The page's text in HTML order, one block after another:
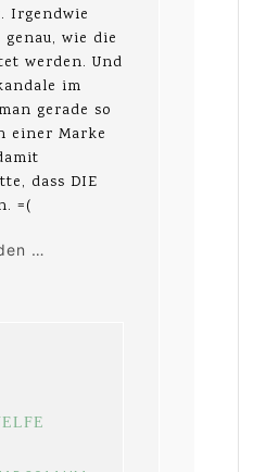
Irgendwie
wie die
werden. Und
im
gerade so
einer Marke
dass DIE
=(
…